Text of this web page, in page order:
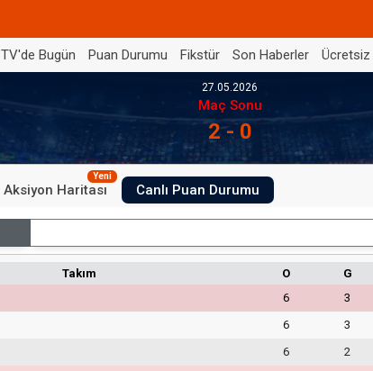
TV'de Bugün Puan Durumu Fikstür Son Haberler Ücretsiz
27.05.2026
Maç Sonu
2 - 0
Aksiyon Haritası
Yeni
Canlı Puan Durumu
Takım O G
6 3
6 3
6 2